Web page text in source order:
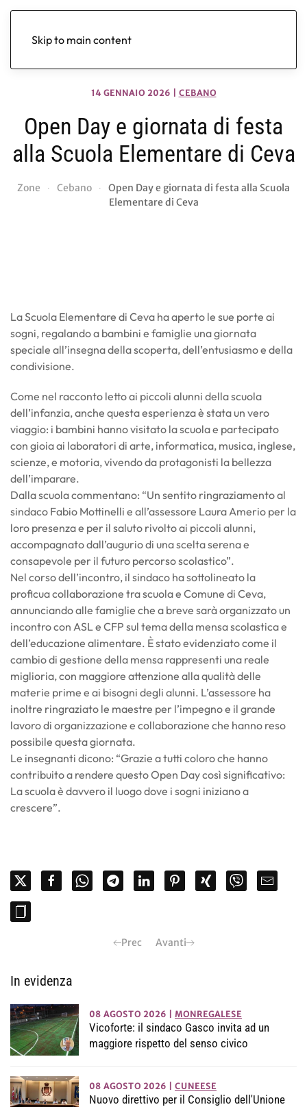
Skip to main content
14 GENNAIO 2026 CEBANO
Open Day e giornata di festa
alla Scuola Elementare di Ceva
Zone Cebano
Open Day e giornata di festa alla Scuola
Elementare di Ceva
La Scuola Elementare di Ceva ha aperto le sue porte ai
sogni, regalando a bambini e famiglie una giornata
speciale all’insegna della scoperta, dell’entusiasmo e della
condivisione.
Come nel racconto letto ai piccoli alunni della scuola
dell’infanzia, anche questa esperienza è stata un vero
viaggio: i bambini hanno visitato la scuola e partecipato
con gioia ai laboratori di arte, informatica, musica, inglese,
scienze, e motoria, vivendo da protagonisti la bellezza
dell’imparare.
Dalla scuola commentano: “Un sentito ringraziamento al
sindaco Fabio Mottinelli e all’assessore Laura Amerio per la
loro presenza e per il saluto rivolto ai piccoli alunni,
accompagnato dall’augurio di una scelta serena e
consapevole per il futuro percorso scolastico”.
Nel corso dell’incontro, il sindaco ha sottolineato la
proficua collaborazione tra scuola e Comune di Ceva,
annunciando alle famiglie che a breve sarà organizzato un
incontro con ASL e CFP sul tema della mensa scolastica e
dell’educazione alimentare. È stato evidenziato come il
cambio di gestione della mensa rappresenti una reale
miglioria, con maggiore attenzione alla qualità delle
materie prime e ai bisogni degli alunni. L’assessore ha
inoltre ringraziato le maestre per l’impegno e il grande
lavoro di organizzazione e collaborazione che hanno reso
possibile questa giornata.
Le insegnanti dicono: “Grazie a tutti coloro che hanno
contribuito a rendere questo Open Day così significativo:
La scuola è davvero il luogo dove i sogni iniziano a
crescere”.
Prec Avanti
In evidenza
08 AGOSTO 2026 MONREGALESE
Vicoforte: il sindaco Gasco invita ad un
maggiore rispetto del senso civico
08 AGOSTO 2026 CUNEESE
Nuovo direttivo per il Consiglio dell'Unione